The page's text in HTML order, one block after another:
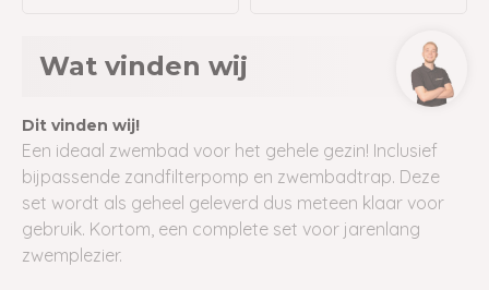
Wat vinden wij
Dit vinden wij!
Een ideaal zwembad voor het gehele gezin! Inclusief
bijpassende zandfilterpomp en zwembadtrap. Deze
set wordt als geheel geleverd dus meteen klaar voor
gebruik. Kortom, een complete set voor jarenlang
zwemplezier.